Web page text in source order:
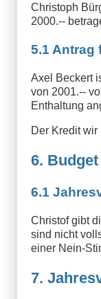
Christoph
2000.--
5.1 Antrag
Axel Beckert
von 2001.--
Enthaltung
Der Kredit
6. Budget
6.1
Christof gibt
sind nicht
einer Nein-
7.